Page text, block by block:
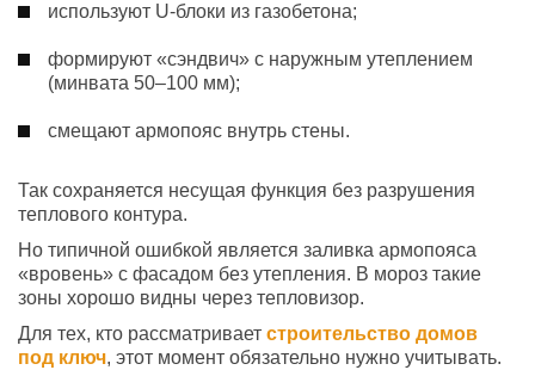
используют U-блоки из газобетона;
формируют «сэндвич» с наружным утеплением
(минвата 50–100 мм);
смещают армопояс внутрь стены.
Так сохраняется несущая функция без разрушения
теплового контура.
Но типичной ошибкой является заливка армопояса
«вровень» с фасадом без утепления. В мороз такие
зоны хорошо видны через тепловизор.
Для тех, кто рассматривает строительство домов
под ключ, этот момент обязательно нужно учитывать.